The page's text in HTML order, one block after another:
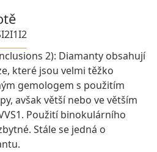
I1I2
2): Diamanty obsahují
které jsou velmi těžko
gemologem s použitím
avšak větší nebo ve větším
Použití binokulárního
Stále se jedná o